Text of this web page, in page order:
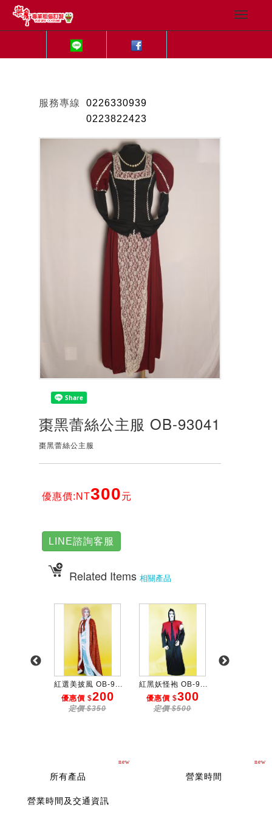
服務專線
0226330939
0223822423
棗黑蕾絲公主服 OB-93041
棗黑蕾絲公主服
優惠價:NT300元
LINE諮詢客服
Related Items 相關產品
紅選美披風 OB-9...
優惠價 $200
定價 $350
紅黑妖怪袍 OB-9...
優惠價 $300
定價 $500
new
所有產品
new
營業時間
營業時間及交通資訊